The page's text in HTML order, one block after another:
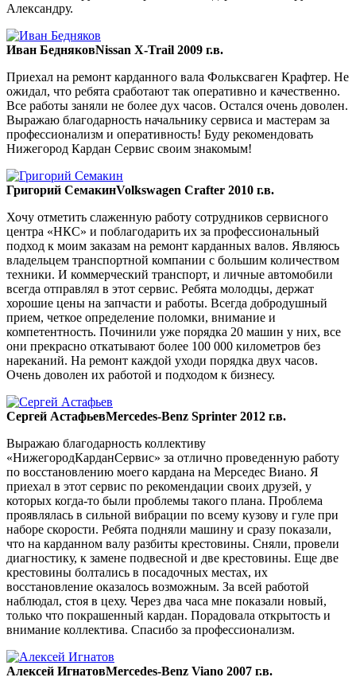
Александру.
Иван БедняковNissan X-Trail 2009 г.в.
Приехал на ремонт карданного вала Фольксваген Крафтер. Не
ожидал, что ребята сработают так оперативно и качественно.
Все работы заняли не более дух часов. Остался очень доволен.
Выражаю благодарность начальнику сервиса и мастерам за
профессионализм и оперативность! Буду рекомендовать
Нижегород Кардан Сервис своим знакомым!
Григорий СемакинVolkswagen Crafter 2010 г.в.
Хочу отметить слаженную работу сотрудников сервисного
центра «НКС» и поблагодарить их за профессиональный
подход к моим заказам на ремонт карданных валов. Являюсь
владельцем транспортной компании с большим количеством
техники. И коммерческий транспорт, и личные автомобили
всегда отправлял в этот сервис. Ребята молодцы, держат
хорошие цены на запчасти и работы. Всегда добродушный
прием, четкое определение поломки, внимание и
компетентность. Починили уже порядка 20 машин у них, все
они прекрасно откатывают более 100 000 километров без
нареканий. На ремонт каждой уходи порядка двух часов.
Очень доволен их работой и подходом к бизнесу.
Сергей АстафьевMercedes-Benz Sprinter 2012 г.в.
Выражаю благодарность коллективу
«НижегородКарданСервис» за отлично проведенную работу
по восстановлению моего кардана на Мерседес Виано. Я
приехал в этот сервис по рекомендации своих друзей, у
которых когда-то были проблемы такого плана. Проблема
проявлялась в сильной вибрации по всему кузову и гуле при
наборе скорости. Ребята подняли машину и сразу показали,
что на карданном валу разбиты крестовины. Сняли, провели
диагностику, к замене подвесной и две крестовины. Еще две
крестовины болтались в посадочных местах, их
восстановление оказалось возможным. За всей работой
наблюдал, стоя в цеху. Через два часа мне показали новый,
только что покрашенный кардан. Порадовала открытость и
внимание коллектива. Спасибо за профессионализм.
Алексей ИгнатовMercedes-Benz Viano 2007 г.в.